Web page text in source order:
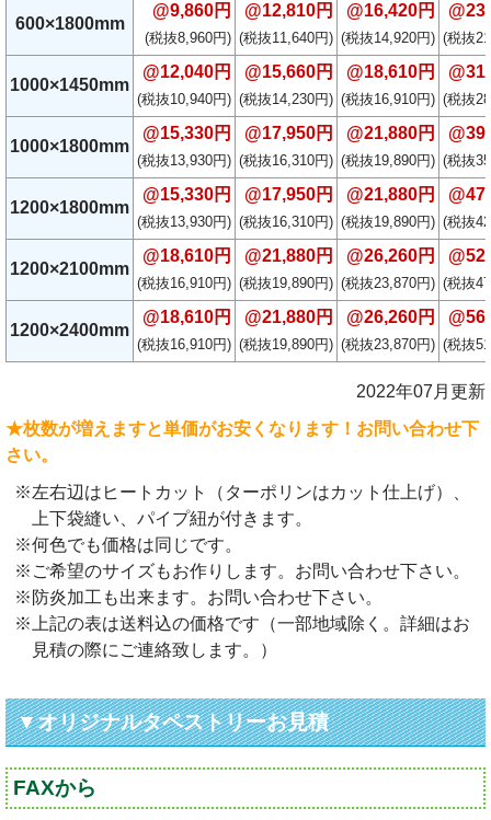
600×1800mm
@9,860円
(税抜8,960円)
@12,810円
(税抜11,640円)
@16,420円
(税抜14,920円) (税抜
1000×1450mm
@12,040円
(税抜10,940円)
@15,660円
(税抜14,230円)
@18,610円
(税抜16,910円) (税抜
1000×1800mm
@15,330円
(税抜13,930円)
@17,950円
(税抜16,310円)
@21,880円
(税抜19,890円) (税抜
1200×1800mm
@15,330円
(税抜13,930円)
@17,950円
(税抜16,310円)
@21,880円
(税抜19,890円) (税抜
1200×2100mm
@18,610円
(税抜16,910円)
@21,880円
(税抜19,890円)
@26,260円
(税抜23,870円) (税抜
1200×2400mm
@18,610円
(税抜16,910円)
@21,880円
(税抜19,890円)
@26,260円
(税抜23,870円) (税抜
2022年07月更新
★枚数が増えますと単価がお安くなります！お問い合わせ下
さい。
※左右辺はヒートカット（ターポリンはカット仕上げ）、
上下袋縫い、パイプ紐が付きます。
※何色でも価格は同じです。
※ご希望のサイズもお作りします。お問い合わせ下さい。
※防炎加工も出来ます。お問い合わせ下さい。
※上記の表は送料込の価格です（一部地域除く。詳細はお
見積の際にご連絡致します。）
▼オリジナルタペストリーお見積
FAXから